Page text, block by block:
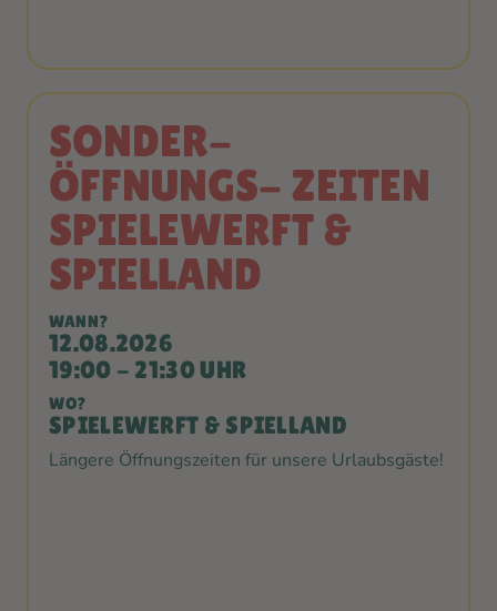
SONDER-
ÖFFNUNGS- ZEITEN
SPIELEWERFT &
SPIELLAND
WANN?
12.08.2026
19:00 - 21:30 UHR
WO?
SPIELEWERFT & SPIELLAND
Längere Öffnungszeiten für unsere Urlaubsgäste!